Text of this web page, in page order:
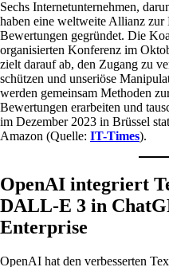
Sechs Internetunternehmen,
haben eine weltweite Allianz
Bewertungen gegründet. Die
organisierten Konferenz im
zielt darauf ab, den Zugang zu
schützen und unseriöse
werden gemeinsam Methoden
Bewertungen erarbeiten und
im Dezember 2023 in Brüssel
Amazon (Quelle: IT-Times).
OpenAI integriert
DALL-E 3 in
Enterprise
OpenAI hat den verbesserten